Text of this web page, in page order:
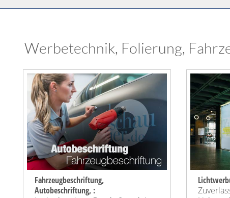
Werbetechnik, Folierung,
Fahrzeugbeschriftung,
Autobeschriftung, :